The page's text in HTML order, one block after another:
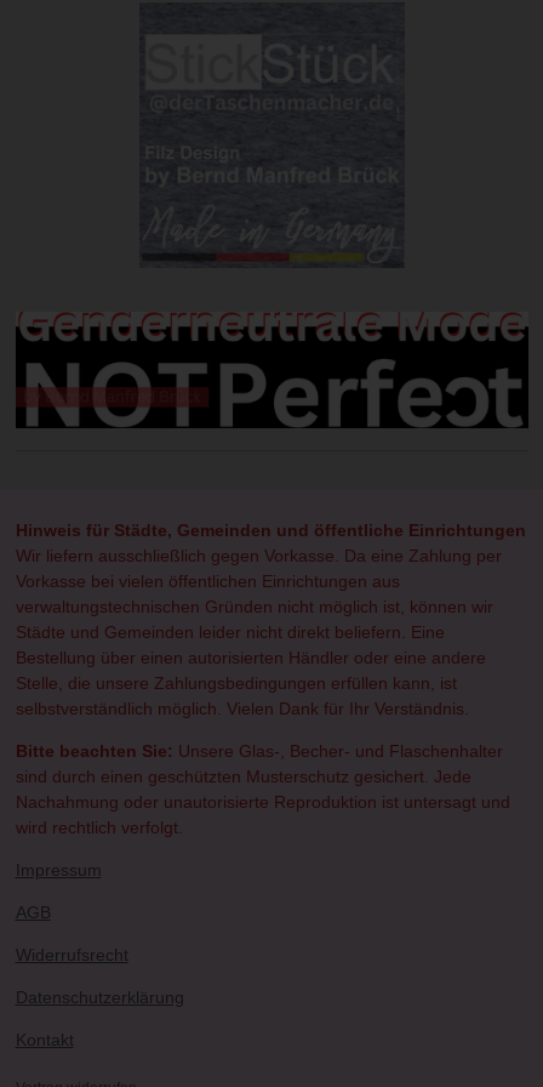
Hinweis für Städte, Gemeinden und öffentliche Einrichtungen
Wir liefern ausschließlich gegen Vorkasse. Da eine Zahlung per
Vorkasse bei vielen öffentlichen Einrichtungen aus
verwaltungstechnischen Gründen nicht möglich ist, können wir
Städte und Gemeinden leider nicht direkt beliefern. Eine
Bestellung über einen autorisierten Händler oder eine andere
Stelle, die unsere Zahlungsbedingungen erfüllen kann, ist
selbstverständlich möglich. Vielen Dank für Ihr Verständnis.
Bitte beachten Sie: Unsere Glas-, Becher- und Flaschenhalter
sind durch einen geschützten Musterschutz gesichert. Jede
Nachahmung oder unautorisierte Reproduktion ist untersagt und
wird rechtlich verfolgt.
Impressum
AGB
Widerrufsrecht
Datenschutzerklärung
Kontakt